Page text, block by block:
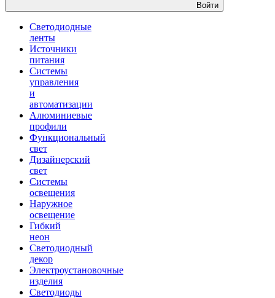
Войти
Светодиодные
ленты
Источники
питания
Системы
управления
и
автоматизации
Алюминиевые
профили
Функциональный
свет
Дизайнерский
свет
Системы
освещения
Наружное
освещение
Гибкий
неон
Светодиодный
декор
Электроустановочные
изделия
Светодиоды